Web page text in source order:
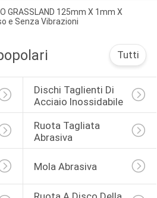
GRASSLAND 125mm X 1mm X
e Senza Vibrazioni
Tutti
Dischi Taglienti Di
Acciaio Inossidabile
Ruota Tagliata
Abrasiva
Mola Abrasiva